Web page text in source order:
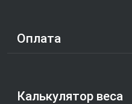
Оплата
Калькулятор веса